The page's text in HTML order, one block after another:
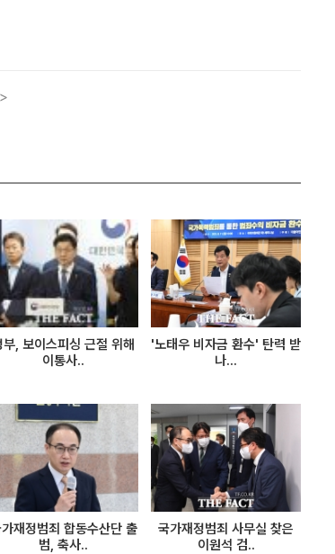
제원과 '전자금융업자의 주민등록증 진위 확인 확대
부, 보이스피싱 근절 위해
이통사..
'노태우 비자금 환수' 탄력 받
나...
재정범죄 합동수산단 출
범, 축사..
국가재정범죄 사무실 찾은
이원석 검..